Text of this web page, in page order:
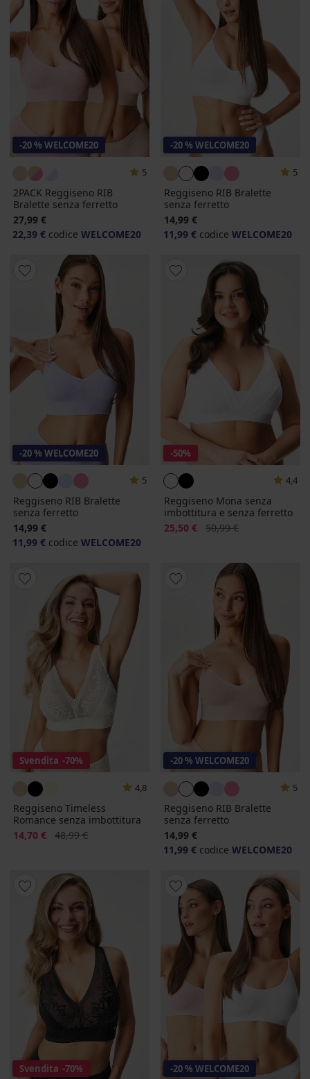
-20 % WELCOME20
5
2PACK Reggiseno RIB
Bralette senza ferretto
27,99 €
22,39 € codice WELCOME20
-20 % WELCOME20
5
Reggiseno RIB Bralette
senza ferretto
14,99 €
11,99 € codice WELCOME20
-20 % WELCOME20
5
Reggiseno RIB Bralette
senza ferretto
14,99 €
11,99 € codice WELCOME20
-50%
4,4
Reggiseno Mona senza
imbottitura e senza ferretto
Sconto
25,50 € Prezzo originale
50,99 €
Svendita -70%
4,8
Reggiseno Timeless
Romance senza imbottitura
Sconto
14,70 € Prezzo originale
48,99 €
-20 % WELCOME20
5
Reggiseno RIB Bralette
senza ferretto
14,99 €
11,99 € codice WELCOME20
Svendita -70% -20 % WELCOME20